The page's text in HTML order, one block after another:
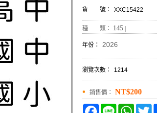
貨 號： XXC15422
種 類： 145
年份： 2026
瀏覽次數： 1214
銷售價： NT$200
Facebook
Line